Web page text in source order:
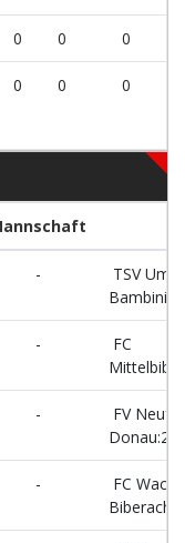
0 0 0
0 0 0
-
TSV
Bambini:3
-
FC
-
FV
Donau:2
-
FC